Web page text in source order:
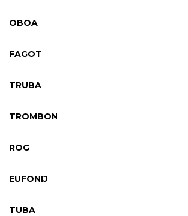
OBOA
FAGOT
TRUBA
TROMBON
ROG
EUFONIJ
TUBA